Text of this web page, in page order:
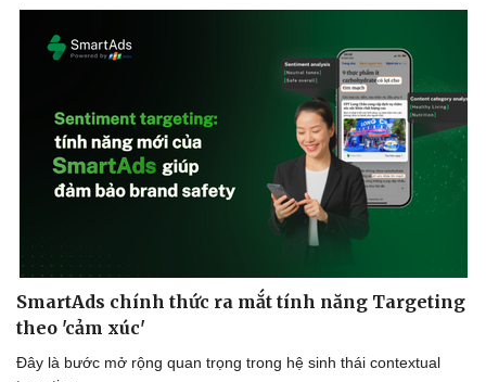
Quốc kỳ Việt Nam và quốc kỳ Trung Quốc tung
bay trên Quảng trường Thiên An Môn
VOV.VN - Sáng 30/10, Quốc kỳ Việt Nam tung bay trên Quảng
trường Thiên An Môn cùng Quốc kỳ Trung Quốc, chào đón
chuyến thăm của Tổng Bí thư Đảng Cộng sản Việt Nam Nguyễn
Phú Trọng theo lời mời của Tổng Bí thư Đảng Cộng sản Trung
Quốc Tập Cận Bình.